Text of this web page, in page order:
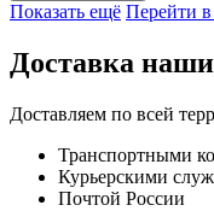
Показать ещё Перейти
Доставка
Доставляем по всей
Транспортными
Курьерскими
Почтой России